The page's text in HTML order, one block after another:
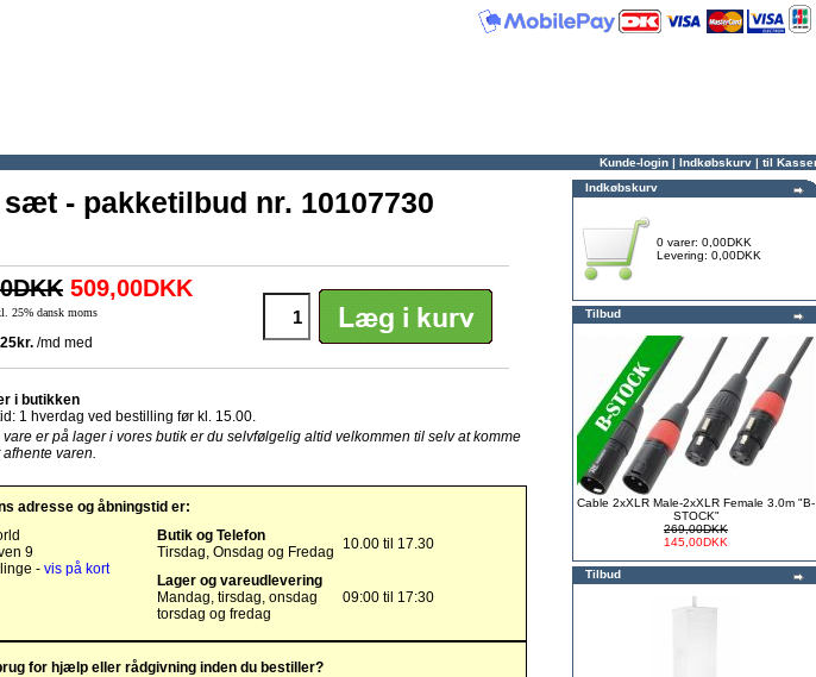
Kunde-login | Indkøbskurv | til
sæt - pakketilbud nr. 10107730
509,00DKK
25% dansk moms
i butikken
1 hverdag ved bestilling før kl. 15.00.
er på lager i vores butik er du selvfølgelig altid velkommen til selv at komme
afhente varen.
adresse og åbningstid er:
9
- vis på kort
Butik og Telefon
Tirsdag, Onsdag og Fredag
10.00 til 17.30
Lager og vareudlevering
Mandag, tirsdag, onsdag
torsdag og fredag
09:00 til 17:30
for hjælp eller rådgivning inden du bestiller?
Indkøbskurv
0 varer: 0,00DKK
Levering: 0,00DKK
Tilbud
Cable 2xXLR Male-2xXLR Female 3.0m "B-
STOCK"
269,00DKK
145,00DKK
Tilbud